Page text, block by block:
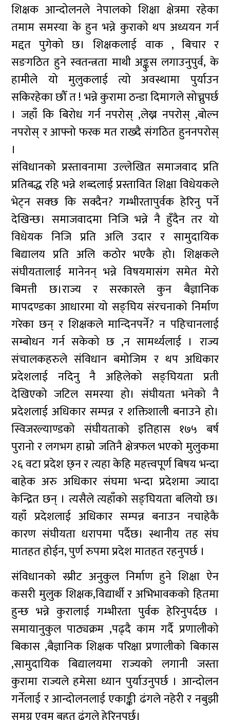
शिक्षक आन्दोलनले नेपालको शिक्षा क्षेत्रमा रहेका
तमाम समस्या के हुन भन्ने कुराको थप अध्ययन गर्न
मद्दत पुगेको छ। शिक्षकलाई वाक , बिचार र
सङगठित हुने स्वतन्त्रता माथी अङ्कुस लगाउनुपुर्व, के
हामीले यो मुलुकलाई त्यो अवस्थामा पुर्याउन
सकिरहेका छौँ त ! भन्ने कुरामा ठन्डा दिमागले सोच्नुपर्छ
। जहाँ कि बिरोध गर्न नपरोस् ,लेख्न नपरोस् ,बोल्न
नपरोस् र आफ्नो फरक मत राख्दै संगठित हुननपरोस्
।
संविधानको प्रस्तावनामा उल्लेखित समाजवाद प्रति
प्रतिबद्ध रहि भन्ने शब्दलाई प्रस्तावित शिक्षा विधेयकले
भेट्न सक्छ कि सक्दैन? गम्भीरतापुर्वक हेरिनु पर्ने
देखिन्छ। समाजवादमा निजि भन्ने नै हुँदैन तर यो
विधेयक निजि प्रति अलि उदार र सामुदायिक
बिद्यालय प्रति अलि कठोर भएकै हो। शिक्षकले
संघीयतालाई मानेनन् भन्ने विषयमासंग समेत मेरो
बिमत्ती छ।राज्य र सरकारले कुन बैज्ञानिक
मापदण्डका आधारमा यो सङ्घिय संरचनाको निर्माण
गरेका छन् र शिक्षकले मान्दिनपर्ने? न पहिचानलाई
सम्बोधन गर्न सकेको छ ,न सामर्थ्यलाई । राज्य
संचालकहरुले संविधान बमोजिम र थप अधिकार
प्रदेशलाई नदिनु नै अहिलेको सङ्घियता प्रती
देखिएको जटिल समस्या हो। संघीयता भनेको नै
प्रदेशलाई अधिकार सम्पन्न र शक्तिशाली बनाउने हो।
स्विजरल्याण्डको संघीयताको इतिहास १७५ बर्ष
पुरानो र लगभग हाम्रो जतिनै क्षेत्रफल भएको मुलुकमा
२६ वटा प्रदेश छ्न र त्यहा केहि महत्त्वपूर्ण बिषय भन्दा
बाहेक अरु अधिकार संघमा भन्दा प्रदेशमा ज्यादा
केन्द्रित छन् । त्यसैले त्यहाँको सङ्घियता बलियो छ।
यहाँ प्रदेशलाई अधिकार सम्पन्न बनाउन नचाहेकै
कारण संघीयता धरापमा पर्दैछ। स्थानीय तह संघ
मातहत होईन, पुर्ण रुपमा प्रदेश मातहत रहनुपर्छ ।
संविधानको स्प्रीट अनुकुल निर्माण हुने शिक्षा ऐन
कसरी मुलुक शिक्षक,विद्यार्थी र अभिभावकको हितमा
हुन्छ भन्ने कुरालाई गम्भीरता पुर्वक हेरिनुपर्दछ ।
समायानुकुल पाठ्यक्रम ,पढ्दै काम गर्दै प्रणालीको
बिकास ,बैज्ञानिक शिक्षक परिक्षा प्रणालीको बिकास
,सामुदायिक बिद्यालयमा राज्यको लगानी जस्ता
कुरामा राज्यले हमेसा ध्यान पुर्याउनुपर्छ । आन्दोलन
गर्नेलाई र आन्दोलनलाई एकाङ्की ढंगले नहेरी र नबुझी